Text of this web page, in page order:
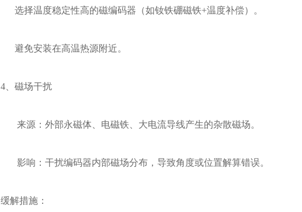
选择温度稳定性高的磁编码器（如钕铁硼磁铁+温度补偿）。
避免安装在高温热源附近。
4、磁场干扰
来源：外部永磁体、电磁铁、大电流导线产生的杂散磁场。
影响：干扰编码器内部磁场分布，导致角度或位置解算错误。
缓解措施：